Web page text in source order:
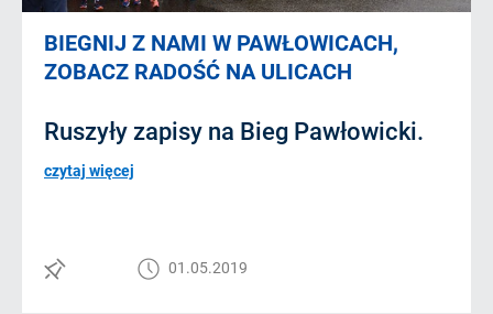
BIEGNIJ Z NAMI W PAWŁOWICACH,
ZOBACZ RADOŚĆ NA ULICACH
Ruszyły zapisy na Bieg Pawłowicki.
czytaj więcej
01.05.2019